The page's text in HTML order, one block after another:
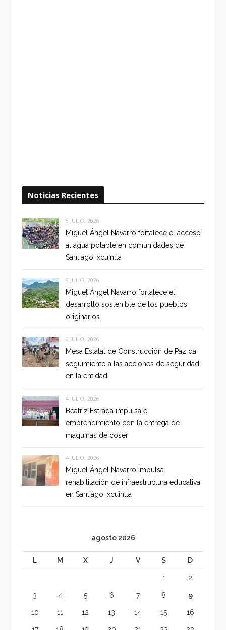
Noticias Recientes
6 JULIO, 2026
Miguel Ángel Navarro fortalece el acceso
al agua potable en comunidades de
Santiago Ixcuintla
6 JULIO, 2026
Miguel Ángel Navarro fortalece el
desarrollo sostenible de los pueblos
originarios
6 JULIO, 2026
Mesa Estatal de Construcción de Paz da
seguimiento a las acciones de seguridad
en la entidad
4 JULIO, 2026
Beatriz Estrada impulsa el
emprendimiento con la entrega de
máquinas de coser
4 JULIO, 2026
Miguel Ángel Navarro impulsa
rehabilitación de infraestructura educativa
en Santiago Ixcuintla
agosto 2026
L M X J V S D
1 2
3 4 5 6 7 8 9
10 11 12 13 14 15 16